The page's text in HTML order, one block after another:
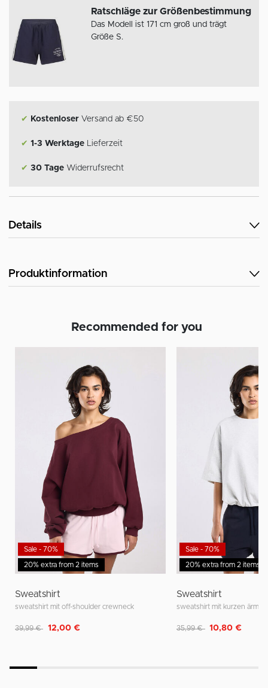
Ratschläge zur Größenbestimmung
Das Modell ist 171 cm groß und trägt
Größe S.
✔ Kostenloser Versand ab €50
✔ 1-3 Werktage Lieferzeit
✔ 30 Tage Widerrufsrecht
Details
Produktinformation
Recommended for you
20% extra from 2 items
Sale - 70%
Sweatshirt
sweatshirt mit off-shoulder crewneck
Reduziert von
39,99 € auf
12,00 €
20% extra from 2 items
Sale - 70%
Sweatshirt
sweatshirt mit kurzen
Reduziert von
35,99 € auf
10,80 €